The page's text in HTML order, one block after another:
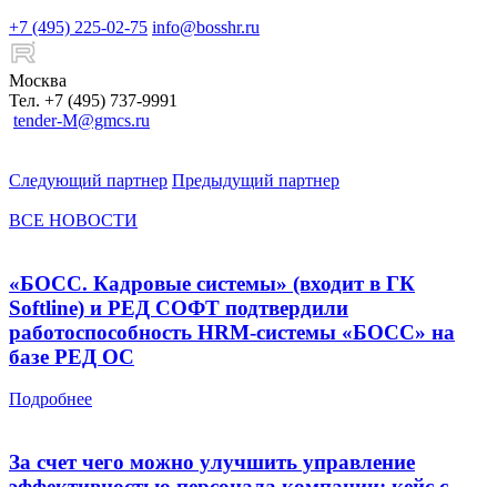
+7 (495) 225-02-75 info@bosshr.ru
Москва
Тел. +7 (495) 737-9991
tender-M@gmcs.ru
Следующий партнер Предыдущий партнер
ВСЕ НОВОСТИ
«БОСС. Кадровые системы» (входит в ГК
Softline) и РЕД СОФТ подтвердили
работоспособность HRM-системы «БОСС» на
базе РЕД ОС
Подробнее
За счет чего можно улучшить управление